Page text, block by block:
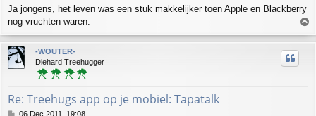
s
t
Ja jongens, het leven was een stuk makkelijker toen Apple en Blackberry
nog vruchten waren.
p
-WOUTER-
Diehard Treehugger
Re: Treehugs app op je mobiel: Tapatalk
P06 Dec 2011, 19:08